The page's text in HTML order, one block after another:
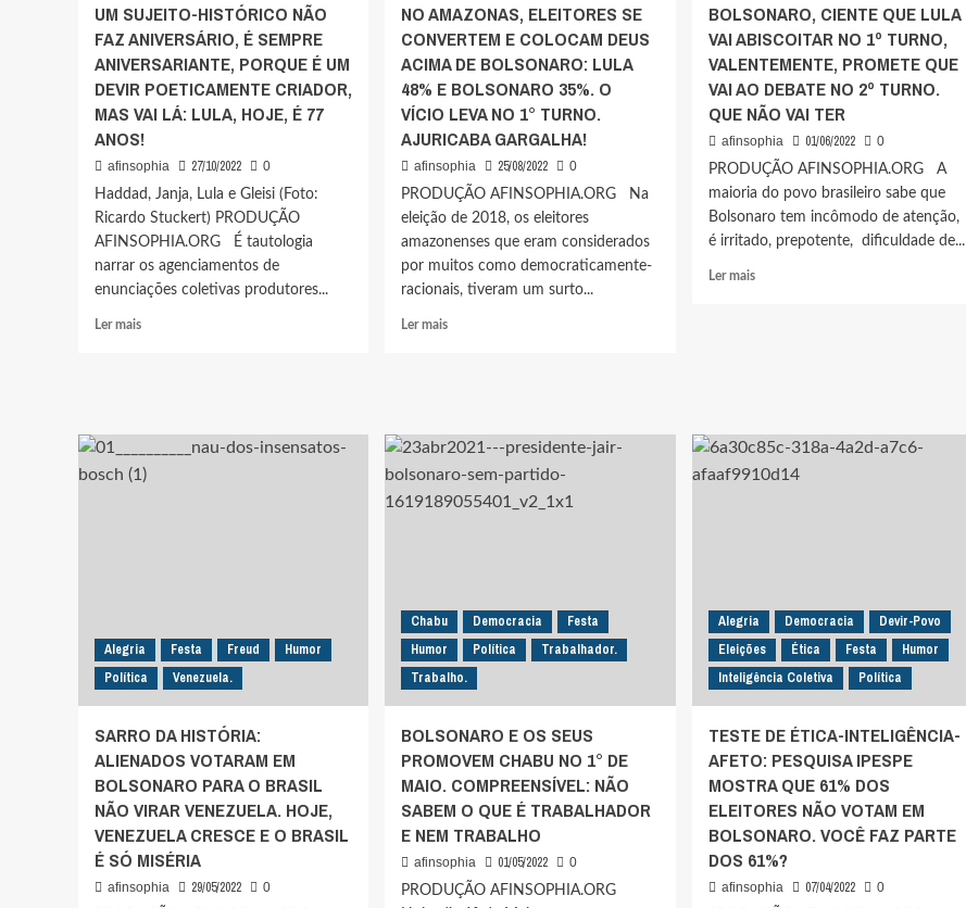
UM SUJEITO-HISTÓRICO NÃO
FAZ ANIVERSÁRIO, É SEMPRE
ANIVERSARIANTE, PORQUE É UM
DEVIR POETICAMENTE CRIADOR,
MAS VAI LÁ: LULA, HOJE, É 77
ANOS!
afinsophia 27/10/2022
0
Haddad, Janja, Lula e Gleisi (Foto:
Ricardo Stuckert) PRODUÇÃO
AFINSOPHIA.ORG É tautologia
narrar os agenciamentos de
enunciações coletivas produtores...
Ler maisLeia
FAZ
ANIVERSÁRIO,
POETICAMENTE
CRIADOR,
MAS
LÁ:
LULA,
É
77
ANOS!
NO AMAZONAS, ELEITORES SE
CONVERTEM E COLOCAM DEUS
ACIMA DE BOLSONARO: LULA
48% E BOLSONARO 35%. O
VÍCIO LEVA NO 1° TURNO.
AJURICABA GARGALHA!
afinsophia 25/08/2022
0
PRODUÇÃO AFINSOPHIA.ORG Na
eleição de 2018, os eleitores
amazonenses que eram considerados
por muitos como democraticamente-
racionais, tiveram um surto...
Ler maisLeia
SE
COLOCAM
LULA
48%
BOLSONARO
35%.
VÍCIO
LEVA
1°
TURNO.
AJURICABA
GARGALHA!
BOLSONARO, CIENTE QUE LULA
VAI ABISCOITAR NO 1º TURNO,
VALENTEMENTE, PROMETE QUE
VAI AO DEBATE NO 2º TURNO.
QUE NÃO VAI TER
afinsophia 01/06/2022
0
PRODUÇÃO AFINSOPHIA.ORG A
maioria do povo brasileiro sabe que
Bolsonaro tem incômodo de atenção,
é irritado, prepotente, dificuldade de...
Ler maisLeia
ABISCOITAR
1º
DEBATE
NO
2º
TURNO.
QUE
TER
Alegria Festa Freud
Humor
Política
Venezuela.
SARRO DA HISTÓRIA:
ALIENADOS VOTARAM EM
BOLSONARO PARA O BRASIL
NÃO VIRAR VENEZUELA. HOJE,
VENEZUELA CRESCE E O BRASIL
É SÓ MISÉRIA
afinsophia 29/05/2022
0
Chabu Democracia
Festa
Humor
Política
Trabalhador.
Trabalho.
BOLSONARO E OS SEUS
PROMOVEM CHABU NO 1° DE
MAIO. COMPREENSÍVEL: NÃO
SABEM O QUE É TRABALHADOR
E NEM TRABALHO
afinsophia 01/05/2022
0
PRODUÇÃO AFINSOPHIA.ORG
Alegria Democracia
Devir-Povo
Eleições
Ética Festa
Humor
Inteligência Coletiva
Política
TESTE DE ÉTICA-INTELIGÊNCIA-
AFETO: PESQUISA IPESPE
MOSTRA QUE 61% DOS
ELEITORES NÃO VOTAM EM
BOLSONARO. VOCÊ FAZ PARTE
DOS 61%?
afinsophia 07/04/2022
0